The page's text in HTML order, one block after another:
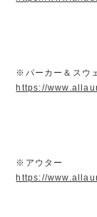
※パーカー＆スウ
https://
※アウター
https://